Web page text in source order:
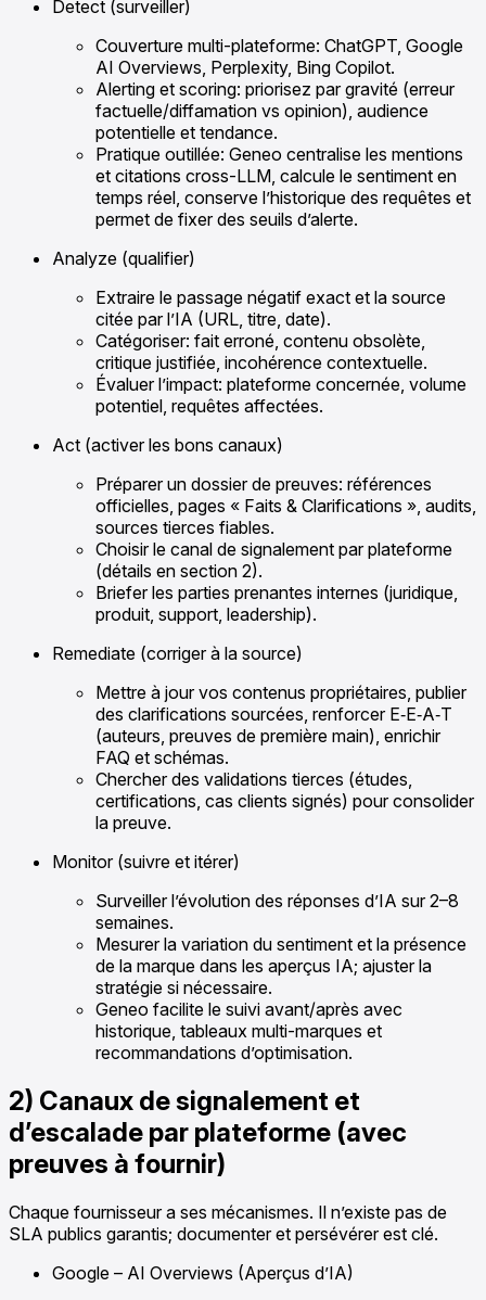
Detect (surveiller)
Couverture multi-plateforme: ChatGPT, Google
AI Overviews, Perplexity, Bing Copilot.
Alerting et scoring: priorisez par gravité (erreur
factuelle/diffamation vs opinion), audience
potentielle et tendance.
Pratique outillée: Geneo centralise les mentions
et citations cross-LLM, calcule le sentiment en
temps réel, conserve l’historique des requêtes et
permet de fixer des seuils d’alerte.
Analyze (qualifier)
Extraire le passage négatif exact et la source
citée par l’IA (URL, titre, date).
Catégoriser: fait erroné, contenu obsolète,
critique justifiée, incohérence contextuelle.
Évaluer l’impact: plateforme concernée, volume
potentiel, requêtes affectées.
Act (activer les bons canaux)
Préparer un dossier de preuves: références
officielles, pages « Faits & Clarifications », audits,
sources tierces fiables.
Choisir le canal de signalement par plateforme
(détails en section 2).
Briefer les parties prenantes internes (juridique,
produit, support, leadership).
Remediate (corriger à la source)
Mettre à jour vos contenus propriétaires, publier
des clarifications sourcées, renforcer E‑E‑A‑T
(auteurs, preuves de première main), enrichir
FAQ et schémas.
Chercher des validations tierces (études,
certifications, cas clients signés) pour consolider
la preuve.
Monitor (suivre et itérer)
Surveiller l’évolution des réponses d’IA sur 2–8
semaines.
Mesurer la variation du sentiment et la présence
de la marque dans les aperçus IA; ajuster la
stratégie si nécessaire.
Geneo facilite le suivi avant/après avec
historique, tableaux multi-marques et
recommandations d’optimisation.
2) Canaux de signalement et
d’escalade par plateforme (avec
preuves à fournir)
Chaque fournisseur a ses mécanismes. Il n’existe pas de
SLA publics garantis; documenter et persévérer est clé.
Google – AI Overviews (Aperçus d’IA)